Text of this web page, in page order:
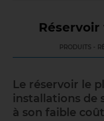
PRODUITS -
Le réservoir le
installations de
à son faible